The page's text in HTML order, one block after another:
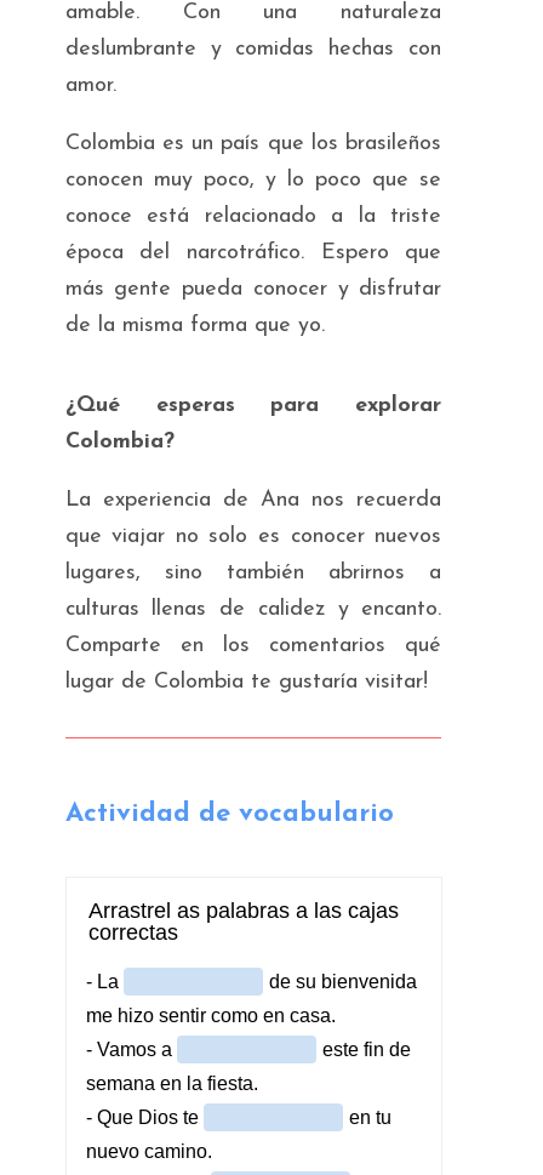
amable. Con una naturaleza
deslumbrante y comidas hechas con
amor.
Colombia es un país que los brasileños
conocen muy poco, y lo poco que se
conoce está relacionado a la triste
época del narcotráfico. Espero que
más gente pueda conocer y disfrutar
de la misma forma que yo.
¿Qué esperas para explorar
Colombia?
La experiencia de Ana nos recuerda
que viajar no solo es conocer nuevos
lugares, sino también abrirnos a
culturas llenas de calidez y encanto.
Comparte en los comentarios qué
lugar de Colombia te gustaría visitar!
Actividad de vocabulario